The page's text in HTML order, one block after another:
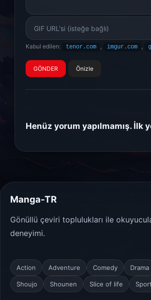
Kabul edilen: tenor.com , imgur.com ,
Önizle
Henüz yorum yapılmamış. İlk
Manga-TR
Gönüllü çeviri toplulukları ile
deneyimi.
Action Adventure Comedy Drama
Shoujo Shounen Slice of life